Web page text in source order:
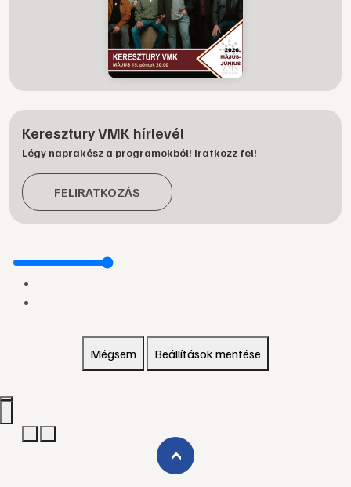
Keresztury VMK hírlevél
Légy naprakész a programokból! Iratkozz fel!
FELIRATKOZÁS
Mégsem Beállítások mentése
›